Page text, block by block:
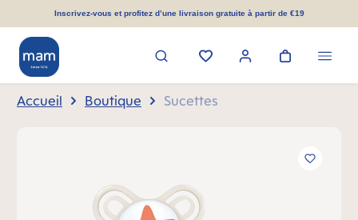
principal
Inscrivez-vous et profitez d’une livraison gratuite à partir de €19
Accueil Boutique Sucettes